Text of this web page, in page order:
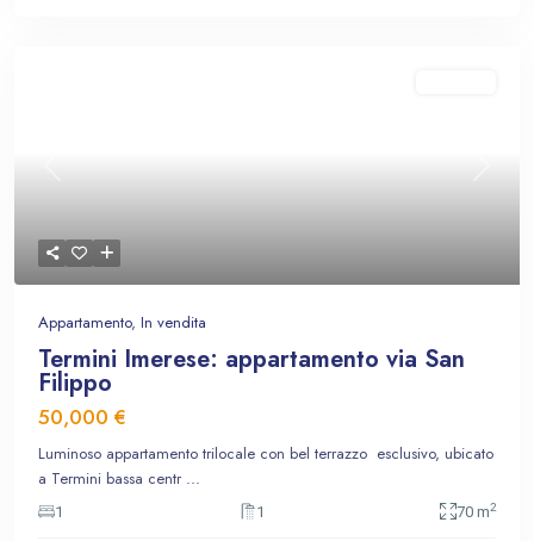
Appartamento, In vendita
Termini Imerese: appartamento via San
Filippo
50,000 €
Luminoso appartamento trilocale con bel terrazzo esclusivo, ubicato
a Termini bassa centr ...
1 1 70 m2